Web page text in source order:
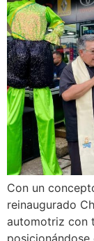
Con un
reinaugurado
automotriz con